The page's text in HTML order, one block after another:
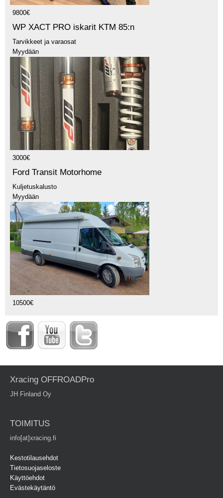
9800€
WP XACT PRO iskarit KTM 85:n
Tarvikkeet ja varaosat
Myydään
3000€
Ford Transit Motorhome
Kuljetuskalusto
Myydään
10500€
Xracing OFFROADPro
JH Finland Oy
TOIMITUS
info[at]xracing.fi
Kestotilausehdot
Tietosuojaseloste
Käyttöehdot
Evästekäytäntö